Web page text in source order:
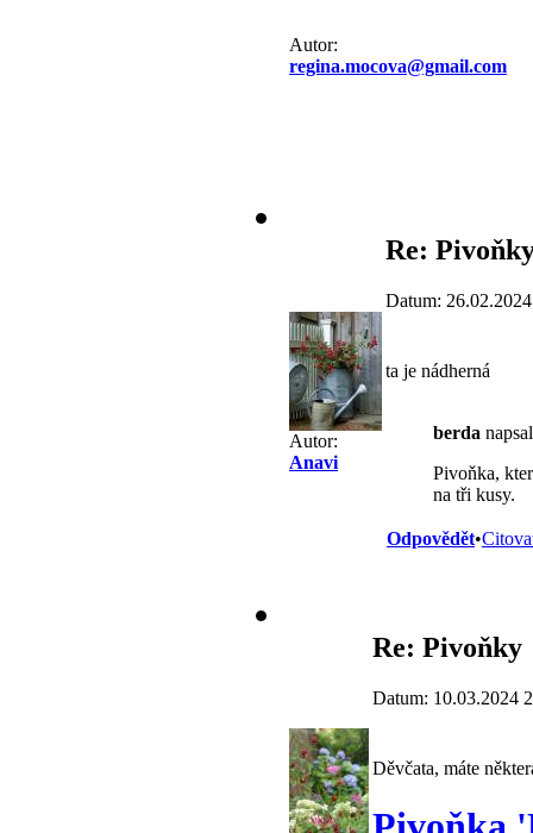
Autor:
regina.mocova@gmail.com
Autor:
Anavi
Re:
Datum:
ta je nádherná
berda
Pivoňka,
na tři kusy.
Odpovědět•
Re: Pivoňky
Datum: 10.03.2024
Děvčata, máte